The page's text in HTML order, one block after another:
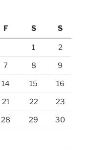
F S S
1 2
7 8 9
14 15 16
21 22 23
28 29 30